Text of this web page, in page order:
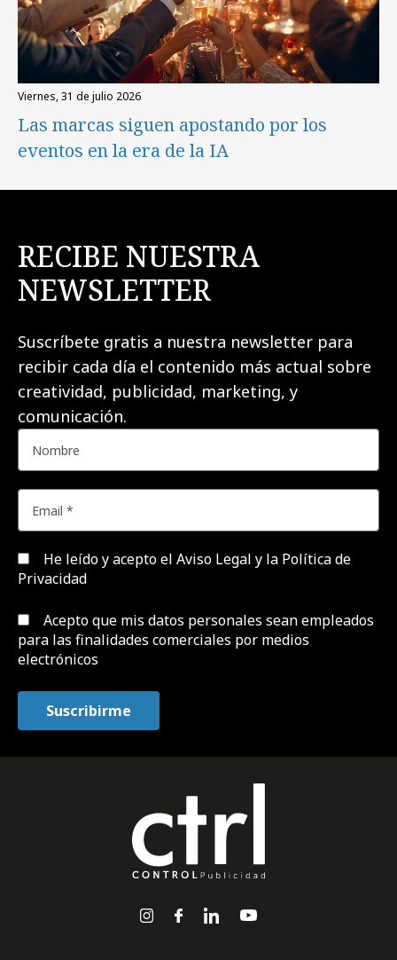
viernes, 31 de julio 2026
Las marcas siguen apostando por los
eventos en la era de la IA
RECIBE NUESTRA
NEWSLETTER
Suscríbete gratis a nuestra newsletter para
recibir cada día el contenido más actual sobre
creatividad, publicidad, marketing, y
comunicación.
He leído y acepto el Aviso Legal y la Política de
Privacidad
Acepto que mis datos personales sean empleados
para las finalidades comerciales por medios
electrónicos